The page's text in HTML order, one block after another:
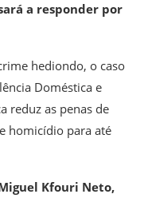
a responder por
hediondo, o caso
Doméstica e
reduz as penas de
homicídio para até
Kfouri Neto,